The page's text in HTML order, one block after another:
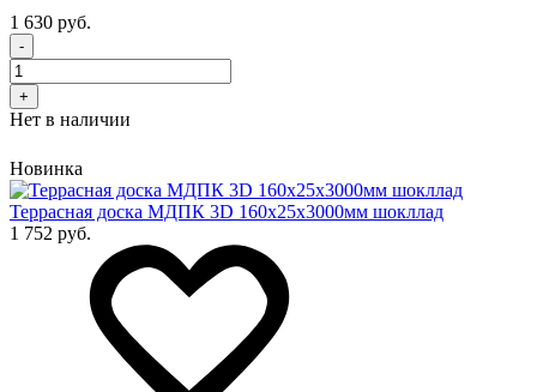
1 630 руб.
-
+
Нет в наличии
Новинка
Террасная доска МДПК 3D 160x25х3000мм шокллад
1 752 руб.